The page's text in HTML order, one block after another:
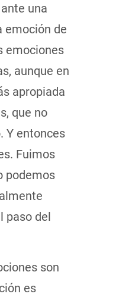
una
emoción de
emociones
aunque en
apropiada
que no
Y entonces
Fuimos
podemos
paso del
son
es